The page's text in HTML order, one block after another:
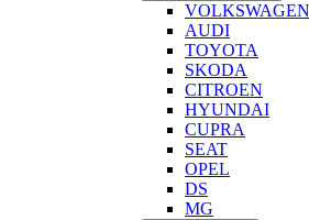
VOLKSWAGEN
AUDI
TOYOTA
SKODA
CITROEN
HYUNDAI
CUPRA
SEAT
OPEL
DS
MG